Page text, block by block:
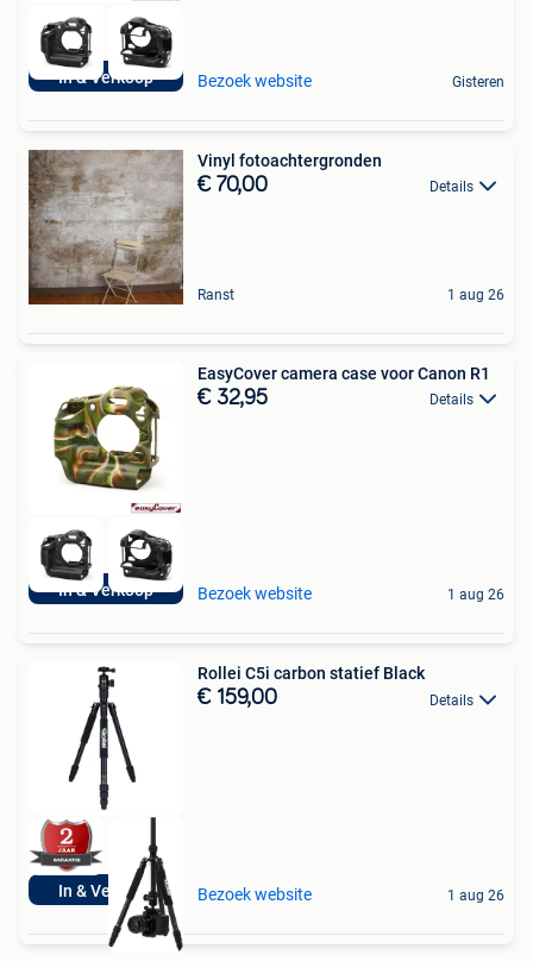
In & Verkoop Bezoek website Gisteren
Vinyl fotoachtergronden
€ 70,00 Details
Ranst 1 aug 26
In & Verkoop
EasyCover camera case voor Canon R1
€ 32,95 Details
Bezoek website 1 aug 26
In & Verkoop
Rollei C5i carbon statief Black
€ 159,00 Details
Bezoek website 1 aug 26